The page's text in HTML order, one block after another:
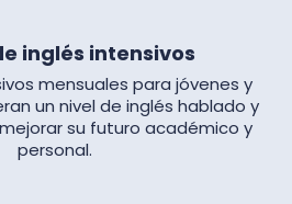
inglés intensivos
mensuales para jóvenes y
un nivel de inglés hablado y
su futuro académico y
personal.